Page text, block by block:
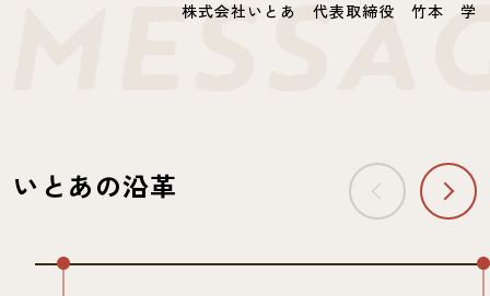
株式会社いとあ 代表取締役 竹本 学
いとあの沿革